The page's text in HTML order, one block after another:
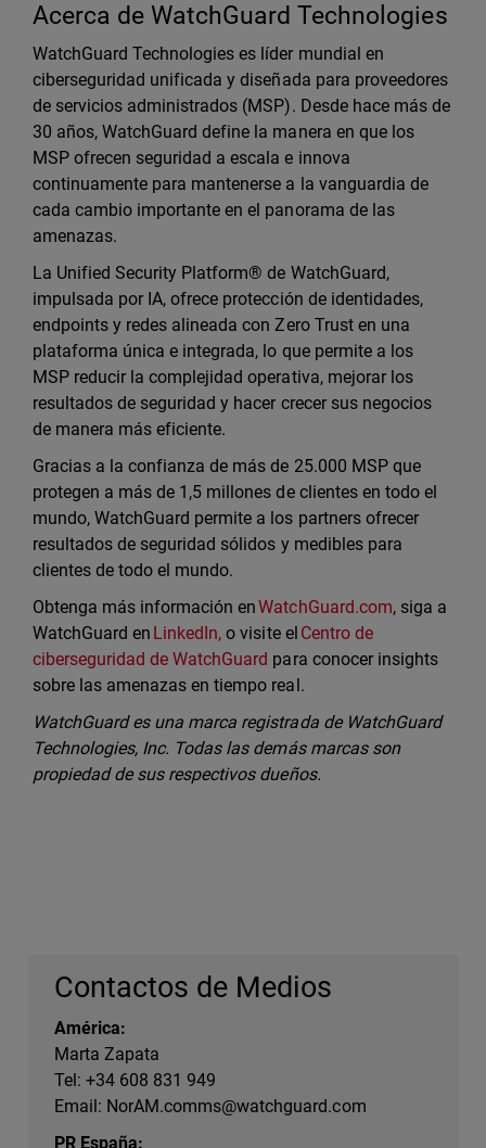
Acerca de WatchGuard Technologies
WatchGuard Technologies es líder mundial en
ciberseguridad unificada y diseñada para proveedores
de servicios administrados (MSP). Desde hace más de
30 años, WatchGuard define la manera en que los
MSP ofrecen seguridad a escala e innova
continuamente para mantenerse a la vanguardia de
cada cambio importante en el panorama de las
amenazas.
La Unified Security Platform® de WatchGuard,
impulsada por IA, ofrece protección de identidades,
endpoints y redes alineada con Zero Trust en una
plataforma única e integrada, lo que permite a los
MSP reducir la complejidad operativa, mejorar los
resultados de seguridad y hacer crecer sus negocios
de manera más eficiente.
Gracias a la confianza de más de 25.000 MSP que
protegen a más de 1,5 millones de clientes en todo el
mundo, WatchGuard permite a los partners ofrecer
resultados de seguridad sólidos y medibles para
clientes de todo el mundo.
Obtenga más información enWatchGuard.com, siga a
WatchGuard en LinkedIn, o visite el Centro de
ciberseguridad de WatchGuard para conocer insights
sobre las amenazas en tiempo real.
WatchGuard es una marca registrada de WatchGuard
Technologies, Inc. Todas las demás marcas son
propiedad de sus respectivos dueños.
Contactos de Medios
América:
Marta Zapata
Tel: +34 608 831 949
Email: NorAM.comms@watchguard.com
PR España: